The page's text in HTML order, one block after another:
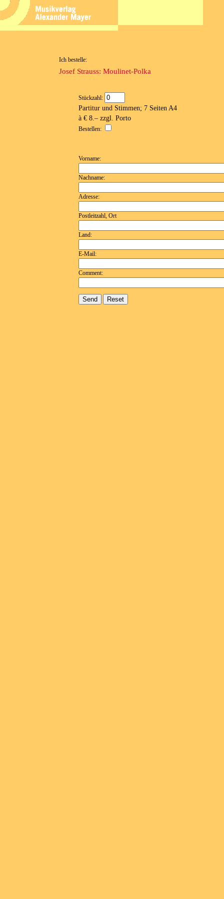
Ich bestelle:
Josef Strauss: Moulinet-Polka
Stückzahl:
Partitur und Stimmen; 7 Seiten A4
à € 8.– zzgl. Porto
Bestellen:
Vorname:
Nachname:
Adresse:
Postleitzahl, Ort
Land:
E-Mail:
Comment: